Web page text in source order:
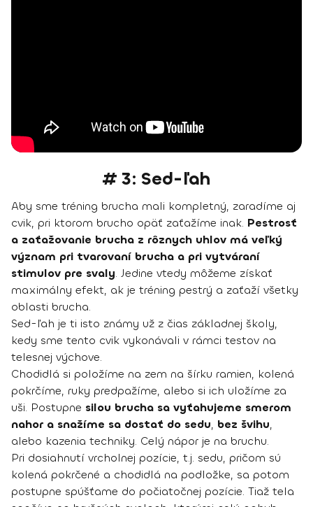
# 3: Sed-ľah
Aby sme tréning brucha mali kompletný, zaradíme aj
cvik, pri ktorom brucho opäť zaťažíme inak. Pestrosť
a zaťažovanie brucha z rôznych uhlov má veľký
význam pri tvarovaní brucha a pri vytváraní
stimulov pre svaly. Jedine vtedy môžeme získať
maximálny efekt, ak je tréning pestrý a zaťaží všetky
oblasti brucha.
Sed-ľah je ti isto známy už z čias základnej školy,
kedy sme tento cvik vykonávali v rámci testov na
telesnej výchove.
Chodidlá si položíme na zem na šírku ramien, kolená
pokrčíme, ruky predpažíme, alebo si ich uložíme za
uši. Postupne silou brucha sa vyťahujeme smerom
nahor a snažíme sa dostať do sedu, bez švihu,
alebo kazenia techniky. Celý nápor je na bruchu.
Pri dosiahnutí vrcholnej pozície, t.j. sedu, pričom sú
kolená pokrčené a chodidlá na podložke, sa potom
postupne spúšťame do počiatočnej pozície. Tiaž tela